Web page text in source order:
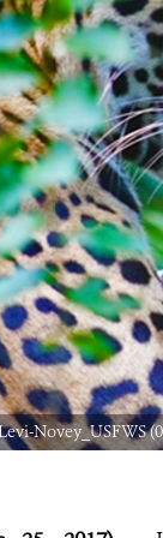
Novey_USFWS